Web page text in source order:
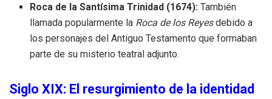
Roca de la Santísima Trinidad (1674): También
llamada popularmente la Roca de los Reyesdebido a
los personajes del Antiguo Testamento que formaban
parte de su misterio teatral adjunto.
Siglo XIX: El resurgimiento de la identidad